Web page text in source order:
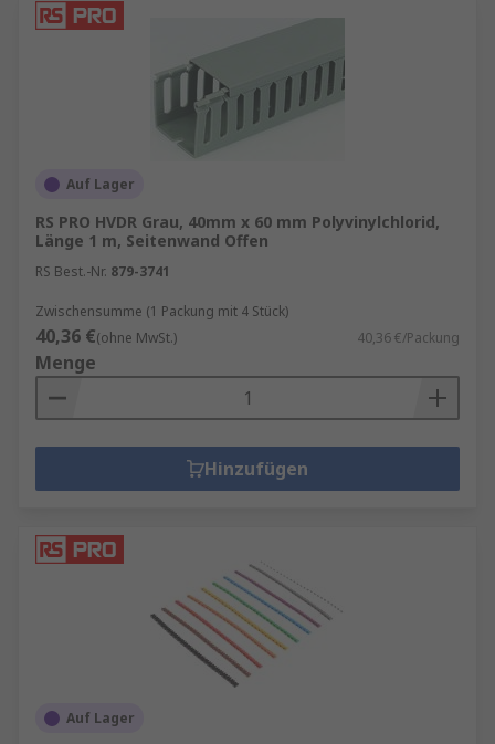
Auf Lager
RS PRO HVDR Grau, 40mm x 60 mm Polyvinylchlorid,
Länge 1 m, Seitenwand Offen
RS Best.-Nr. 879-3741
Zwischensumme (1 Packung mit 4 Stück)
40,36 €(ohne MwSt.) 40,36 €/Packung
Menge
Hinzufügen
Auf Lager